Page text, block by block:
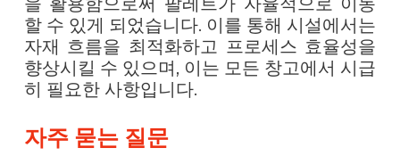
할 수 있게 되었습니다. 이를 통해 시설에서는
자재 흐름을 최적화하고 프로세스 효율성을
향상시킬 수 있으며, 이는 모든 창고에서 시급
히 필요한 사항입니다.
자주 묻는 질문